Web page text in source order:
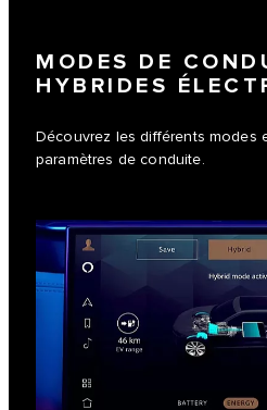
MODES DE
HYBRIDES
Découvrez les différents modes
paramètres de conduite.